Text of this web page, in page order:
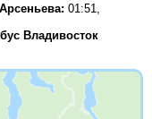
01:51,
Владивосток